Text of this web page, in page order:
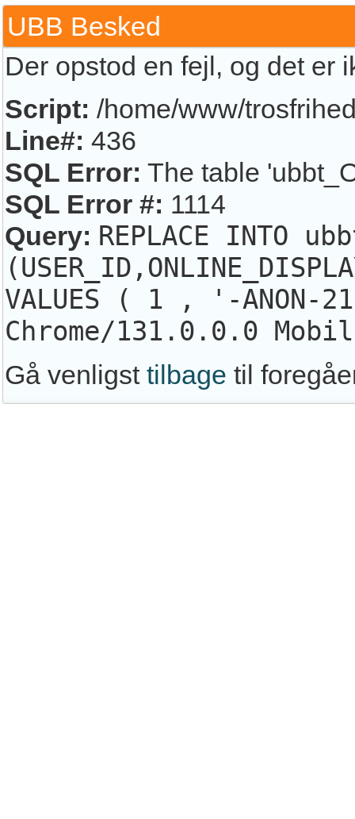
UBB Besked
Der opstod en fejl, og det
Script: /home/www/
Line#: 436
SQL Error: The table
SQL Error #: 1114
Query: REPLACE INTO
VALUES ( 1 , '-
Chrome/131.0.0.0
Gå venligst tilbage til